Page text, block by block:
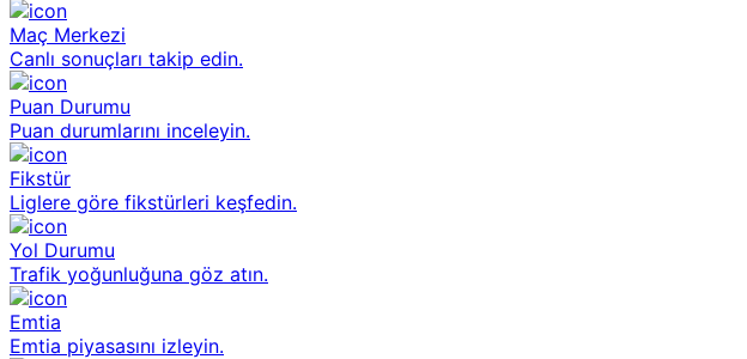
Maç Merkezi
Canlı sonuçları takip edin.
Puan Durumu
Puan durumlarını inceleyin.
Fikstür
Liglere göre fikstürleri keşfedin.
Yol Durumu
Trafik yoğunluğuna göz atın.
Emtia
Emtia piyasasını izleyin.